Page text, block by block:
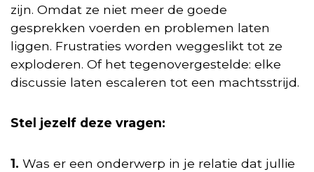
zijn. Omdat ze niet meer de goede
gesprekken voerden en problemen laten
liggen. Frustraties worden weggeslikt tot ze
exploderen. Of het tegenovergestelde: elke
discussie laten escaleren tot een machtsstrijd.
Stel jezelf deze vragen:
1. Was er een onderwerp in je relatie dat jullie